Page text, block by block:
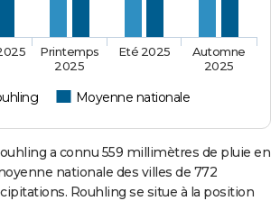
Moyenne nationale
Printemps
2025
Eté 2025
Automne
2025
a connu 559 millimètres de pluie en
nationale des villes de 772
Rouhling se situe à la position